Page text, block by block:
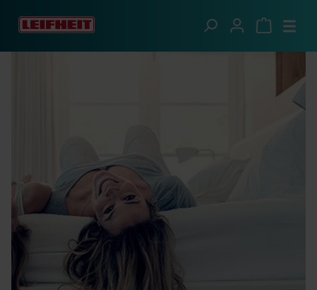
Przejdź do głównej zawartości